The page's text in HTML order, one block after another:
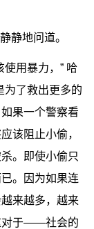
静地问道。
用暴力，” 哈
为了救出更多的
果一个警察看
该阻止小偷，
。即使小偷只
。因为如果连
来越多，越来
对于——社会的